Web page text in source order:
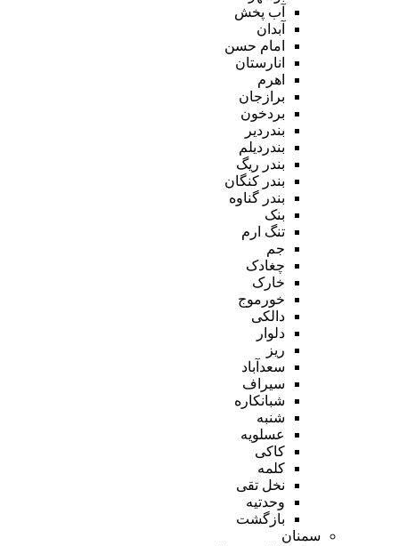
آب پخش
آبدان
امام حسن
انارستان
اهرم
برازجان
بردخون
بندردیر
بندردیلم
بندر ریگ
بندر کنگان
بندر گناوه
بنک
تنگ ارم
جم
چغادک
خارک
خورموج
دالکی
دلوار
ریز
سعدآباد
سیراف
شبانکاره
شنبه
عسلویه
کاکی
کلمه
نخل تقی
وحدتیه
بازگشت
سمنان